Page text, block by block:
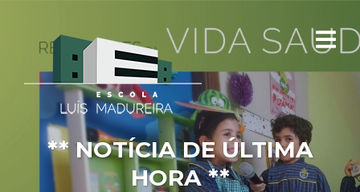
** NOTÍCIA DE ÚLTIMA
HORA **